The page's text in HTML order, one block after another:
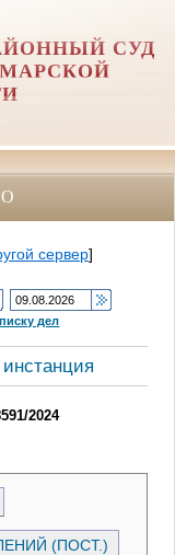
СУД
сервер]
дел
2024
(ПОСТ.)